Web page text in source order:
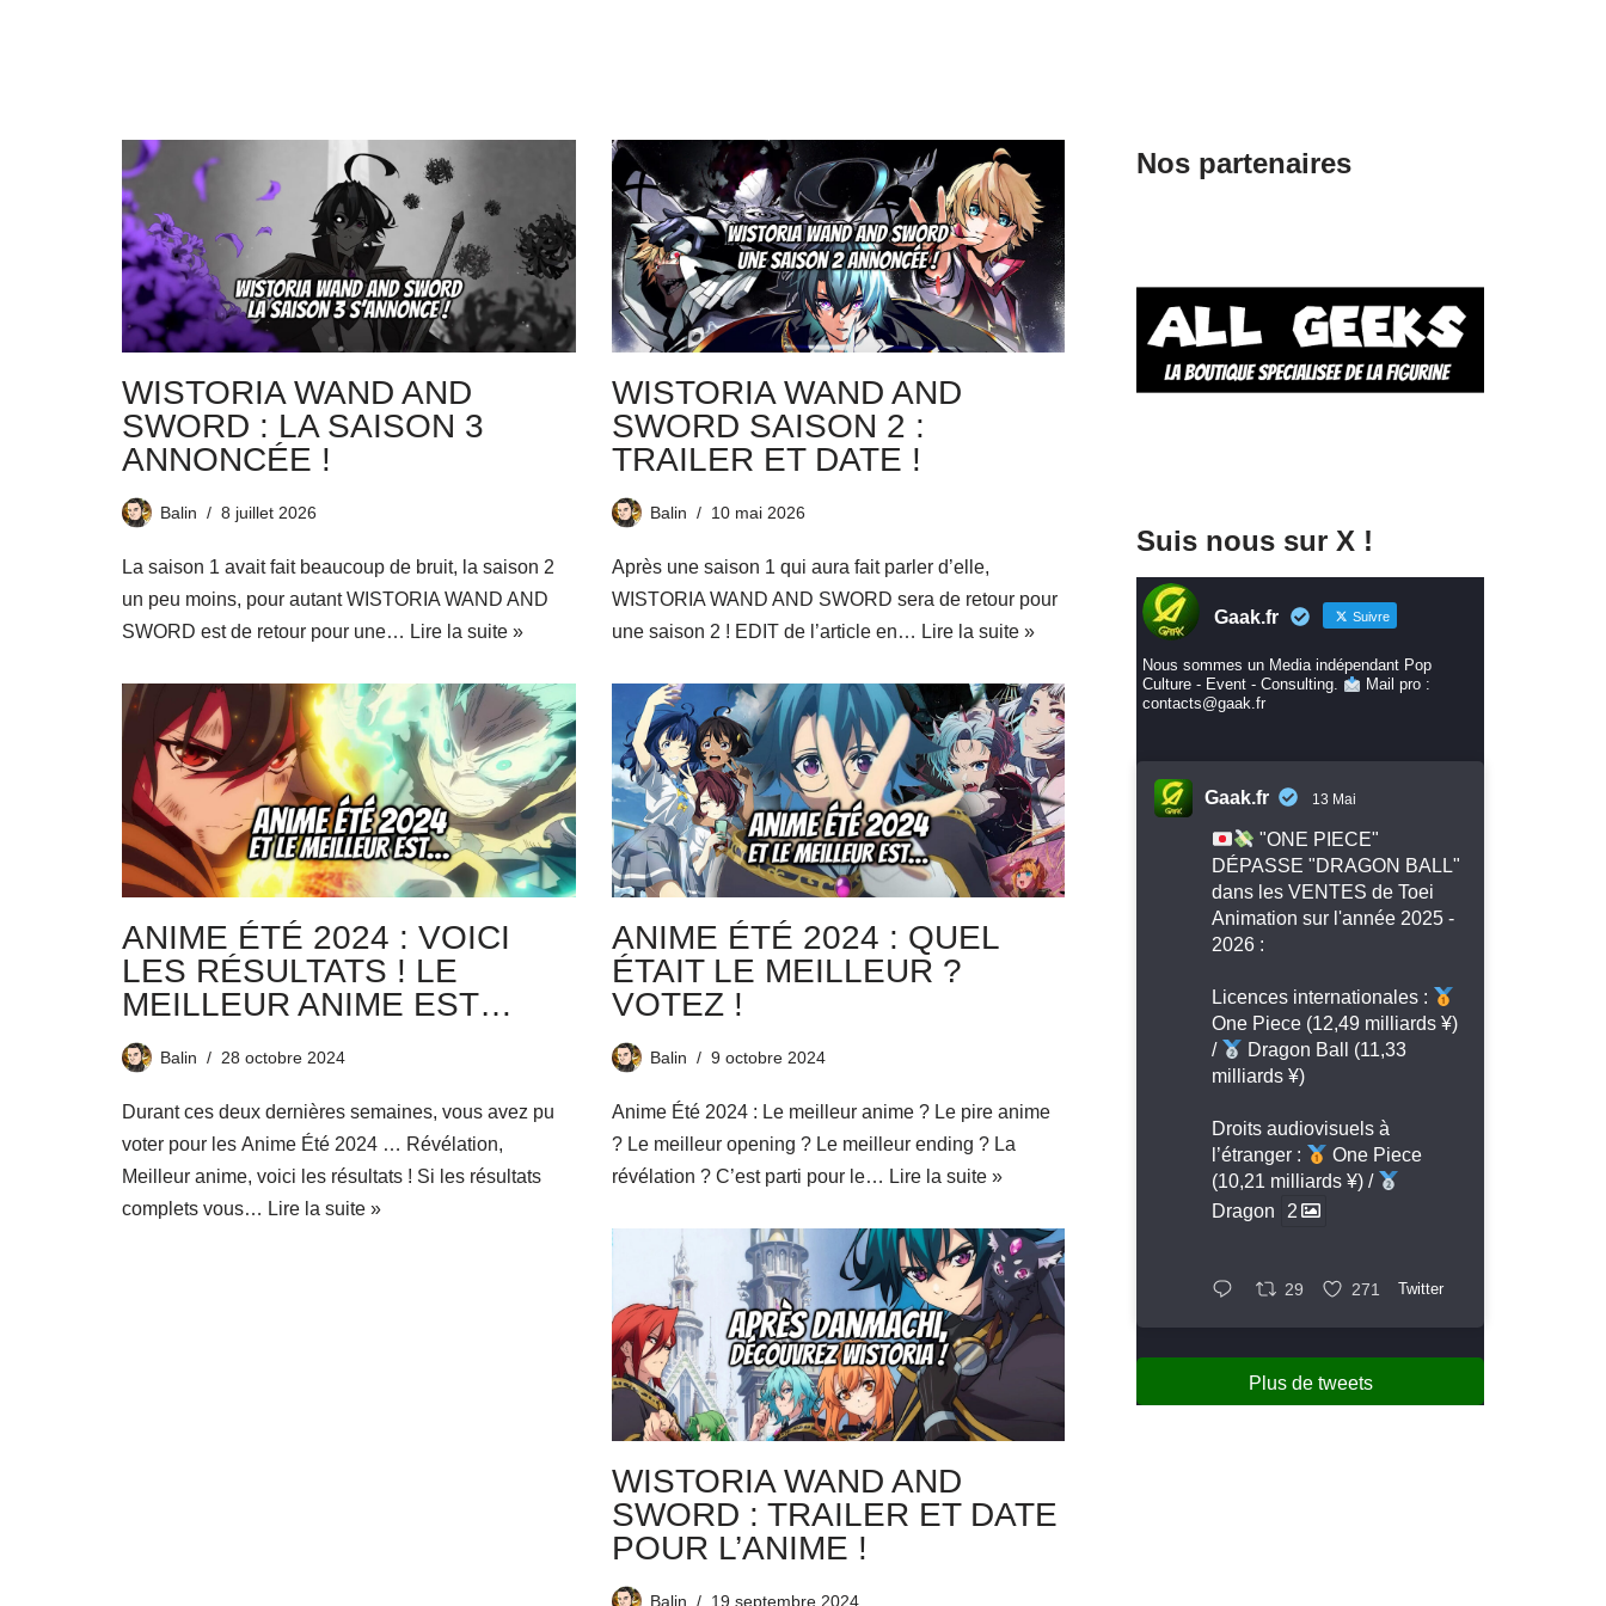
WISTORIA WAND AND
SWORD : LA SAISON 3
ANNONCÉE !
Balin 8 juillet 2026
La saison 1 avait fait beaucoup de bruit, la saison 2
un peu moins, pour autant WISTORIA WAND AND
SWORD est de retour pour une… Lire la suite »
WISTORIA WAND AND
SWORD SAISON 2 :
TRAILER ET DATE !
Balin 10 mai 2026
Après une saison 1 qui aura fait parler d’elle,
WISTORIA WAND AND SWORD sera de retour pour
une saison 2 ! EDIT de l’article en… Lire la suite »
ANIME ÉTÉ 2024 : VOICI
LES RÉSULTATS ! LE
MEILLEUR ANIME EST…
Balin 28 octobre 2024
Durant ces deux dernières semaines, vous avez pu
voter pour les Anime Été 2024 … Révélation,
Meilleur anime, voici les résultats ! Si les résultats
complets vous… Lire la suite »
ANIME ÉTÉ 2024 : QUEL
ÉTAIT LE MEILLEUR ?
VOTEZ !
Balin 9 octobre 2024
Anime Été 2024 : Le meilleur anime ? Le pire anime
? Le meilleur opening ? Le meilleur ending ? La
révélation ? C’est parti pour le… Lire la suite »
WISTORIA WAND AND
SWORD : TRAILER ET DATE
POUR L’ANIME !
Balin 19 septembre 2024
Nos partenaires
Suis nous sur X !
Gaak.fr Suivre
Nous sommes un Media indépendant Pop
Culture - Event - Consulting.
Mail pro :
contacts@gaak.fr
Gaak.fr 13 Mai
"ONE PIECE"
DÉPASSE "DRAGON BALL"
dans les VENTES de Toei
Animation sur l'année 2025 -
2026 :
Licences internationales :
One Piece (12,49 milliards ¥)
/
Dragon Ball (11,33
milliards ¥)
Droits audiovisuels à
l’étranger :
One Piece
(10,21 milliards ¥) /
Dragon
2
29 271 Twitter
Plus de tweets